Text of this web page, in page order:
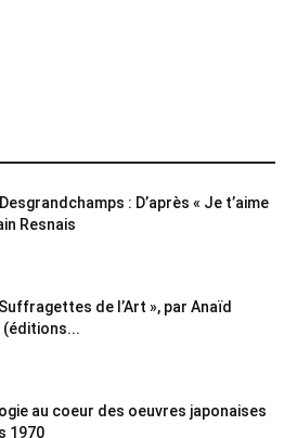
: D’après « Je t’aime
Resnais
de l’Art », par Anaïd
(éditions...
au coeur des oeuvres japonaises
1970